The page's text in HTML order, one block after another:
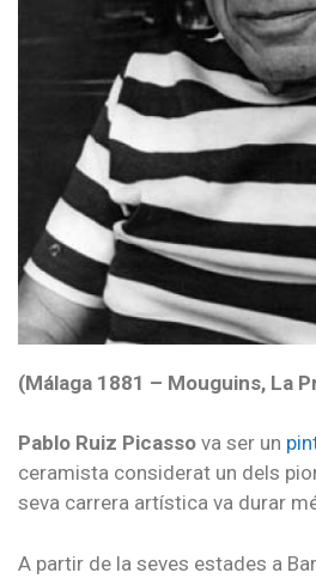
(Málaga 1881 – Mouguins, La
Pablo Ruiz Picasso va ser un
ceramista considerat un dels
seva carrera artística va durar
A partir de la seves estades a